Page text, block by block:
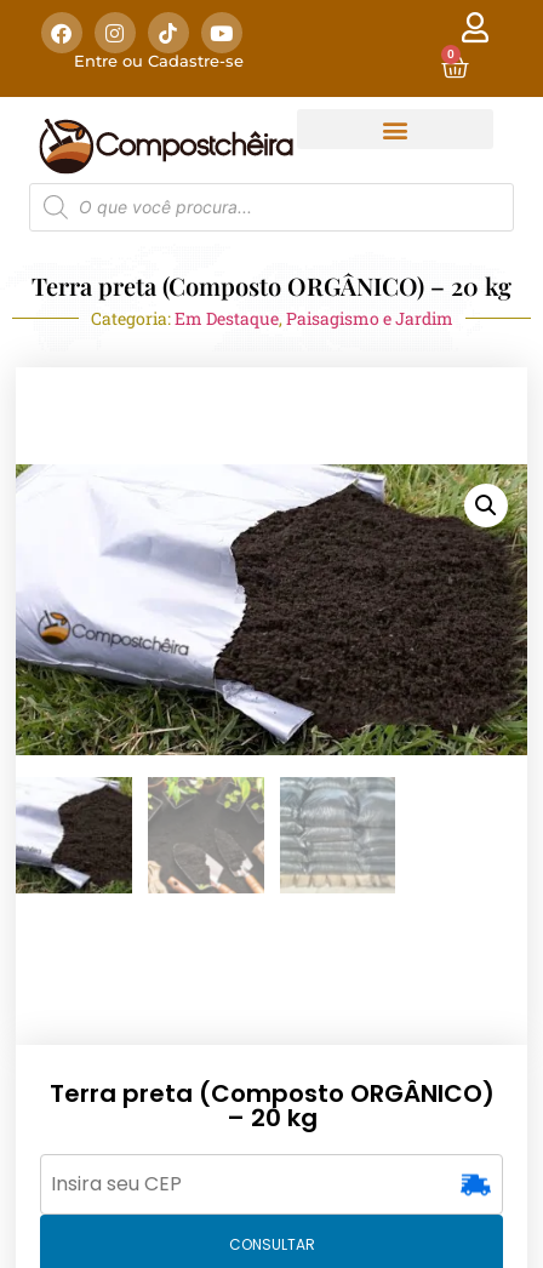
Entre ou Cadastre-se 0
Terra preta (Composto ORGÂNICO) – 20 kg
Categoria:Em Destaque, Paisagismo e Jardim
Terra preta (Composto ORGÂNICO)
– 20 kg
CONSULTAR